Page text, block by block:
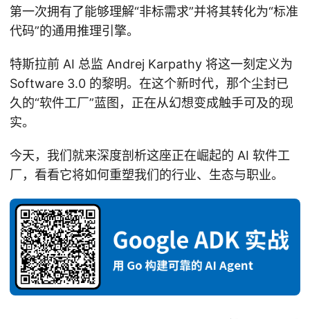
第一次拥有了能够理解“非标需求”并将其转化为“标准
代码”的通用推理引擎。
特斯拉前 AI 总监 Andrej Karpathy 将这一刻定义为
Software 3.0 的黎明。在这个新时代，那个尘封已
久的“软件工厂”蓝图，正在从幻想变成触手可及的现
实。
今天，我们就来深度剖析这座正在崛起的 AI 软件工
厂，看看它将如何重塑我们的行业、生态与职业。